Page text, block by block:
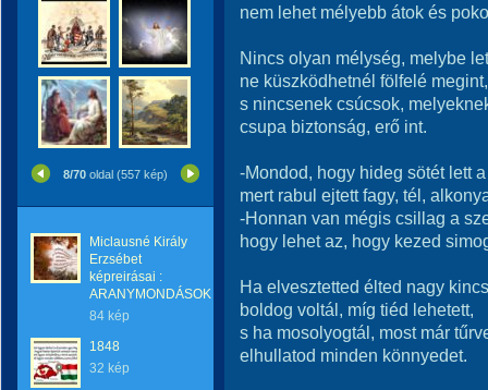
8/70 oldal (557 kép)
Miclausné Király
Erzsébet
képreirásai :
ARANYMONDÁSOK
84 kép
1848
32 kép
nem lehet mélyebb átok és
Nincs olyan mélység, melybe
ne küszködhetnél fölfelé megint,
s nincsenek csúcsok,
csupa biztonság, erő int.
-Mondod, hogy hideg sötét lett
mert rabul ejtett fagy, tél,
-Honnan van mégis csillag a
hogy lehet az, hogy kezed
Ha elvesztetted élted nagy
boldog voltál, míg tiéd lehetett,
s ha mosolyogtál, most már
elhullatod minden könnyedet.